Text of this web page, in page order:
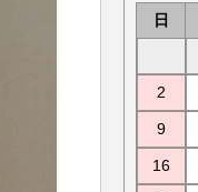
日
2
9
16